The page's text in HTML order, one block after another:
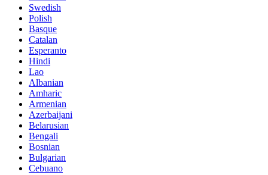
Swedish
Polish
Basque
Catalan
Esperanto
Hindi
Lao
Albanian
Amharic
Armenian
Azerbaijani
Belarusian
Bengali
Bosnian
Bulgarian
Cebuano